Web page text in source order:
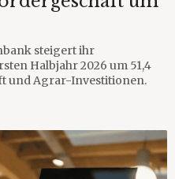
steigert ihr
Halbjahr 2026 um 51,4
und Agrar-Investitionen.